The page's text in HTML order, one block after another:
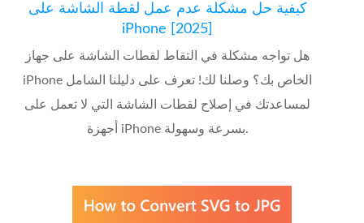
كيفية حل مشكلة عدم عمل لقطة الشاشة على
iPhone [2025]
هل تواجه مشكلة في التقاط لقطات الشاشة على جهاز
iPhone الخاص بك؟ وصلنا لك! تعرف على دليلنا الشامل
لمساعدتك في إصلاح لقطات الشاشة التي لا تعمل على
أجهزة iPhone بسرعة وسهولة.